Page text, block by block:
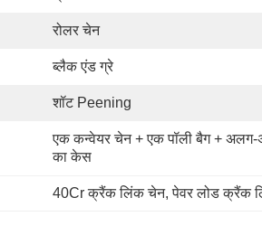
रोलर चेन
ब्लैक एंड ग्रे
शॉट Peening
एक कन्वेयर चेन + एक पॉली बैग +
का केस
40Cr क्रैंक लिंक चेन, पेवर लोड क्रैंक